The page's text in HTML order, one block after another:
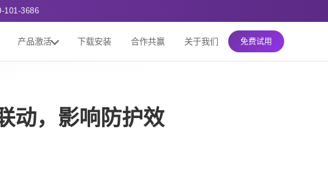
101-3686
产品激活 下载安装 合作共赢 关于我们 免费试用
动，影响防护效